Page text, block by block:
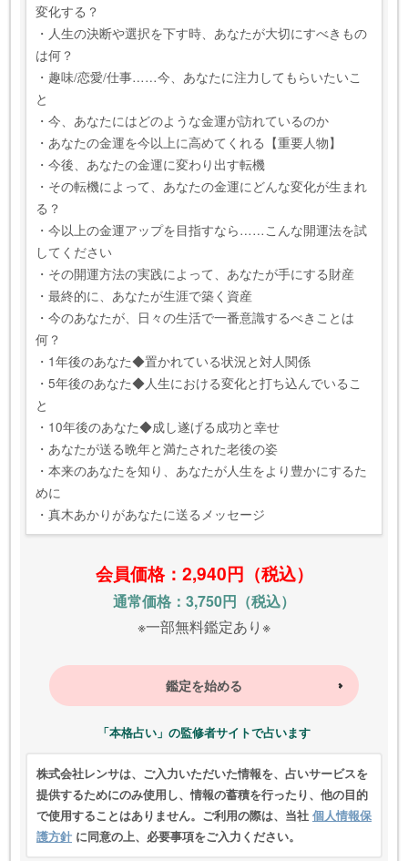
変化する？
・人生の決断や選択を下す時、あなたが大切にすべきもの
は何？
・趣味/恋愛/仕事……今、あなたに注力してもらいたいこ
と
・今、あなたにはどのような金運が訪れているのか
・あなたの金運を今以上に高めてくれる【重要人物】
・今後、あなたの金運に変わり出す転機
・その転機によって、あなたの金運にどんな変化が生まれ
る？
・今以上の金運アップを目指すなら……こんな開運法を試
してください
・その開運方法の実践によって、あなたが手にする財産
・最終的に、あなたが生涯で築く資産
・今のあなたが、日々の生活で一番意識するべきことは
何？
・1年後のあなた◆置かれている状況と対人関係
・5年後のあなた◆人生における変化と打ち込んでいるこ
と
・10年後のあなた◆成し遂げる成功と幸せ
・あなたが送る晩年と満たされた老後の姿
・本来のあなたを知り、あなたが人生をより豊かにするた
めに
・真木あかりがあなたに送るメッセージ
会員価格：2,940円（税込）
通常価格：3,750円（税込）
※一部無料鑑定あり※
鑑定を始める
「本格占い」の監修者サイトで占います
株式会社レンサは、ご入力いただいた情報を、占いサービスを
提供するためにのみ使用し、情報の蓄積を行ったり、他の目的
で使用することはありません。ご利用の際は、当社 個人情報保
護方針 に同意の上、必要事項をご入力ください。